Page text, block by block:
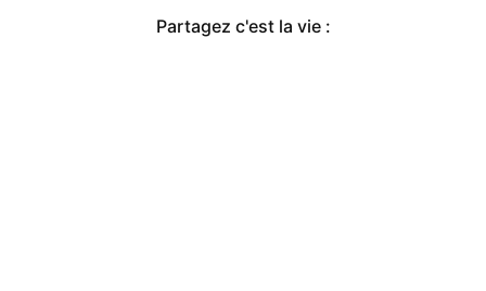
Partagez c'est la vie :